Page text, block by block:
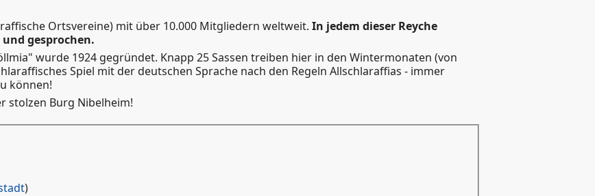
Ortsvereine) mit über 10.000 Mitgliedern weltweit. In jedem dieser Reyche
gesprochen.
wurde 1924 gegründet. Knapp 25 Sassen treiben hier in den Wintermonaten (von
Spiel mit der deutschen Sprache nach den Regeln Allschlaraffias - immer
können!
stolzen Burg Nibelheim!
)